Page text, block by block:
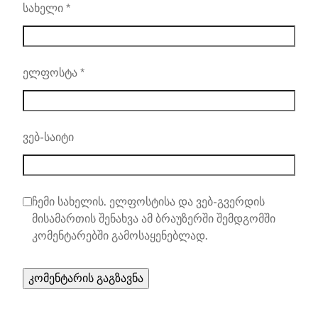
სახელი *
ელფოსტა *
ვებ-საიტი
ჩემი სახელის. ელფოსტისა და ვებ-გვერდის
მისამართის შენახვა ამ ბრაუზერში შემდგომში
კომენტარებში გამოსაყენებლად.